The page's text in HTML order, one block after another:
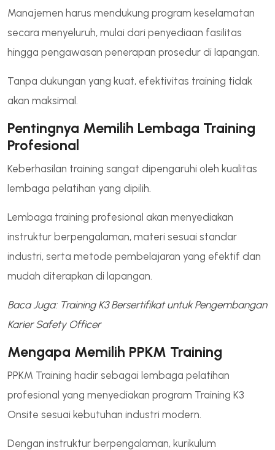
Manajemen harus mendukung program keselamatan
secara menyeluruh, mulai dari penyediaan fasilitas
hingga pengawasan penerapan prosedur di lapangan.
Tanpa dukungan yang kuat, efektivitas training tidak
akan maksimal.
Pentingnya Memilih Lembaga Training
Profesional
Keberhasilan training sangat dipengaruhi oleh kualitas
lembaga pelatihan yang dipilih.
Lembaga training profesional akan menyediakan
instruktur berpengalaman, materi sesuai standar
industri, serta metode pembelajaran yang efektif dan
mudah diterapkan di lapangan.
Baca Juga: Training K3 Bersertifikat untuk Pengembangan
Karier Safety Officer
Mengapa Memilih PPKM Training
PPKM Training hadir sebagai lembaga pelatihan
profesional yang menyediakan program Training K3
Onsite sesuai kebutuhan industri modern.
Dengan instruktur berpengalaman, kurikulum